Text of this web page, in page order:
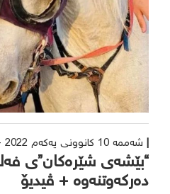
شەممە 10 کانوونی یەکەم 2022 - 23:03
“بێشەی شێرەکان”ی
دەرکەوتنەوە + ڤیدیۆ